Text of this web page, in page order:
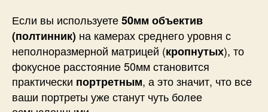
Если вы используете50мм объектив
(полтинник) на камерах среднего уровня с
неполноразмерной матрицей (кропнутых), то
фокусное расстояние 50мм становится
практически портретным, а это значит, что все
ваши портреты уже станут чуть более